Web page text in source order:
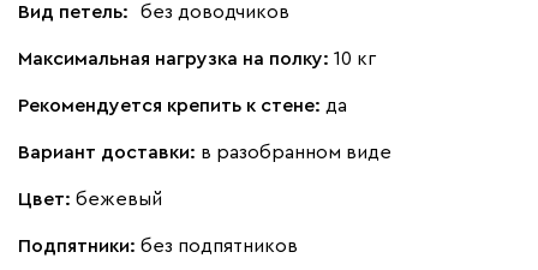
Вид петель: без доводчиков
Максимальная нагрузка на полку: 10 кг
Рекомендуется крепить к стене: да
Вариант доставки: в разобранном виде
Цвет: бежевый
Подпятники: без подпятников